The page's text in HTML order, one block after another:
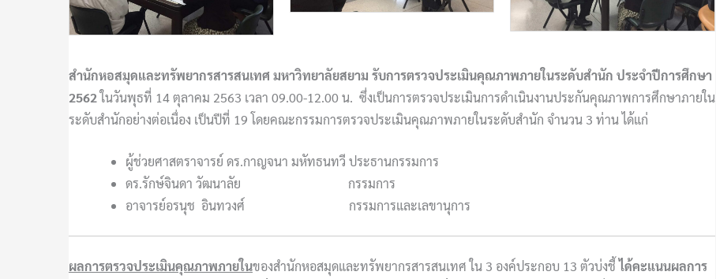
สำนักหอสมุดและทรัพยากรสารสนเทศ มหาวิทยาลัยสยาม รับการตรวจประเมินคุณภาพภายในระดับสำนัก ประจำปีการศึกษา
2562ในวันพุธที่ 14 ตุลาคม 2563 เวลา 09.00-12.00 น. ซึ่งเป็นการตรวจประเมินการดำเนินงานประกันคุณภาพการศึกษาภายใน
ระดับสำนักอย่างต่อเนื่อง เป็นปีที่ 19โดยคณะกรรมการตรวจประเมินคุณภาพภายในระดับสำนัก จำนวน 3 ท่าน ได้แก่
ผู้ช่วยศาสตราจารย์ ดร.กาญจนา มหัทธนทวี ประธานกรรมการ
ดร.รักษ์จินดา วัฒนาลัย กรรมการ
อาจารย์อรนุช อินทวงศ์ กรรมการและเลขานุการ
ผลการตรวจประเมินคุณภาพภายในของสำนักหอสมุดและทรัพยากรสารสนเทศ ใน 3 องค์ประกอบ 13 ตัวบ่งชี้ได้คะแนนผลการ